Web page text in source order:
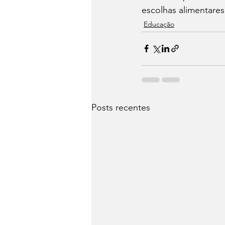
escolhas
Educação
Posts recentes